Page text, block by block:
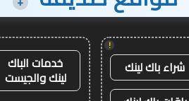
!
شراء باك لينك
خدمات الباك
لينك والجيست